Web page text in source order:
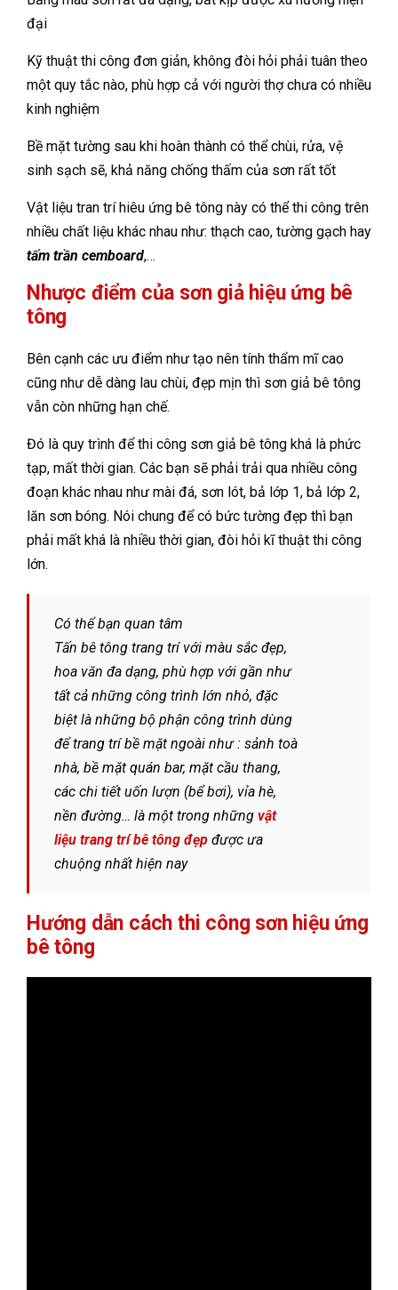
đại
Kỹ thuật thi công đơn giản, không đòi hỏi phải tuân theo
một quy tắc nào, phù hợp cả với người thợ chưa có nhiều
kinh nghiệm
Bề mặt tường sau khi hoàn thành có thể chùi, rửa, vệ
sinh sạch sẽ, khả năng chống thấm của sơn rất tốt
Vật liệu tran trí hiêu ứng bê tông này có thể thi công trên
nhiều chất liệu khác nhau như: thạch cao, tường gạch hay
tấm trần cemboard,…
Nhược điểm của sơn giả hiệu ứng bê
tông
Bên cạnh các ưu điểm như tạo nên tính thẩm mĩ cao
cũng như dễ dàng lau chùi, đẹp mịn thì sơn giả bê tông
vẫn còn những hạn chế.
Đó là quy trình để thi công sơn giả bê tông khá là phức
tạp, mất thời gian. Các bạn sẽ phải trải qua nhiều công
đoạn khác nhau như mài đá, sơn lót, bả lớp 1, bả lớp 2,
lăn sơn bóng. Nói chung để có bức tường đẹp thì bạn
phải mất khá là nhiều thời gian, đòi hỏi kĩ thuật thi công
lớn.
Có thể bạn quan tâm
Tấn bê tông trang trí với màu sắc đẹp,
hoa văn đa dạng, phù hợp với gần như
tất cả những công trình lớn nhỏ, đặc
biệt là những bộ phận công trình dùng
để trang trí bề mặt ngoài như : sảnh toà
nhà, bề mặt quán bar, mặt cầu thang,
các chi tiết uốn lượn (bể bơi), vỉa hè,
nền đường… là một trong những vật
liệu trang trí bê tông đẹp được ưa
chuộng nhất hiện nay
Hướng dẫn cách thi công sơn hiệu ứng
bê tông